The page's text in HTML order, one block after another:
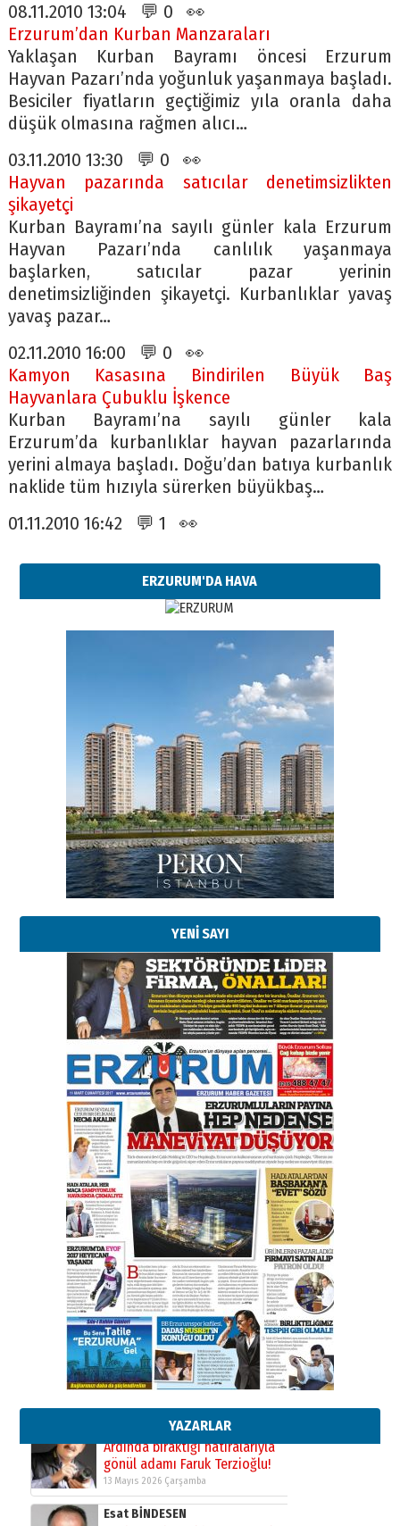
08.11.2010 13:04 💬 0 👀
Erzurum’dan Kurban Manzaraları
Yaklaşan Kurban Bayramı öncesi Erzurum
Hayvan Pazarı’nda yoğunluk yaşanmaya başladı.
Besiciler fiyatların geçtiğimiz yıla oranla daha
düşük olmasına rağmen alıcı…
03.11.2010 13:30 💬 0 👀
Hayvan pazarında satıcılar denetimsizlikten
şikayetçi
Kurban Bayramı’na sayılı günler kala Erzurum
Hayvan Pazarı’nda canlılık yaşanmaya
başlarken, satıcılar pazar yerinin
denetimsizliğinden şikayetçi. Kurbanlıklar yavaş
yavaş pazar…
02.11.2010 16:00 💬 0 👀
Kamyon Kasasına Bindirilen Büyük Baş
Hayvanlara Çubuklu İşkence
Kurban Bayramı’na sayılı günler kala
Erzurum’da kurbanlıklar hayvan pazarlarında
yerini almaya başladı. Doğu’dan batıya kurbanlık
naklide tüm hızıyla sürerken büyükbaş…
01.11.2010 16:42 💬 1 👀
ERZURUM'DA HAVA
YENİ SAYI
YAZARLAR
Esat BİNDESEN
Başkan Sekmen’den Erzurum’a
bir vizyon proje daha!
02 Ağustos 2026 Pazar
Kadir SABUNCUOĞLU
Erzurumspor’un köşe taşları
29 Haziran 2026 Pazartesi
Kenan GÜLERCİ
Murat Şahsuvaroğlu ERKON’da
çıtayı yukarı taşırken,
yönetimdekiler aşağı
çekmemeli!
17 Şubat 2026 SalıOrhan BOZKURT
Bir fotoğraf, bir şehir, bir
gazeteci… Dizginler kimin
elinde?
31 Mart 2026 Salı
A. Berhan Yılmaz
BİR BÖLÜM DEĞİL, BİR ÖMÜR
SEÇİYORSUNUZ… “NEDEN
ATATÜRK ÜNİVERSİTESİ?”
28 Temmuz 2026 Salı
Ahmet Gökhan YAZICI
Ahmed Yesevi’den bir Alperen…
”Reisimiz” idi… Hakka yürüdü.!
26 Mart 2026 Perşembe
Cem Bakırcı
Ardında bıraktığı hatıralarıyla
gönül adamı Faruk Terzioğlu!
13 Mayıs 2026 Çarşamba
Esat BİNDESEN
Başkan Sekmen’den Erzurum’a
02 Ağustos 2026 Pazar
Kadir SABUNCUOĞLU
Erzurumspor’un köşe taşları
29 Haziran 2026 Pazartesi